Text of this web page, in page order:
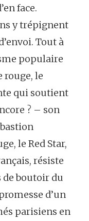
face.
y trépignent
Tout à
populaire
rouge, le
qui soutient
? – son
le Red Star,
résiste
de boutoir du
d’un
parisiens en